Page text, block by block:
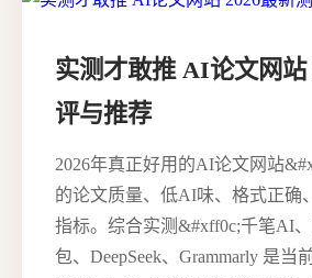
实测才敢推 AI论文网站
评与推荐
2026年真正好用的AI论文网站
的论文质量、低AI味、格式正确
指标。综合实测&#xff0c;千笔AI、
包、DeepSeek、Grammarly 是当